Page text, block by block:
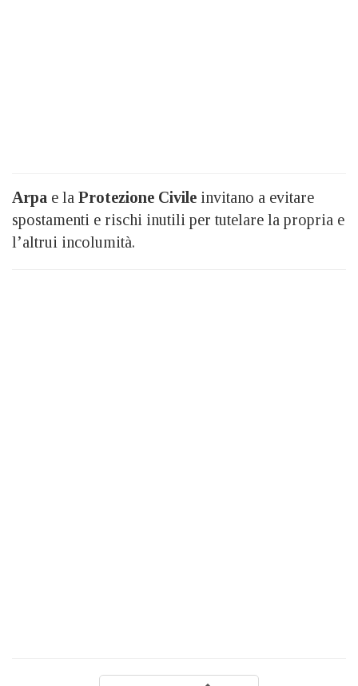
Arpa e la Protezione Civile invitano a evitare
spostamenti e rischi inutili per tutelare la propria e
l’altrui incolumità.